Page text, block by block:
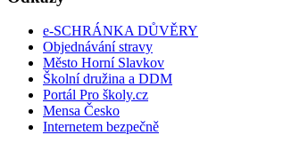
e-SCHRÁNKA DŮVĚRY
Objednávání stravy
Město Horní Slavkov
Školní družina a DDM
Portál Pro školy.cz
Mensa Česko
Internetem bezpečně